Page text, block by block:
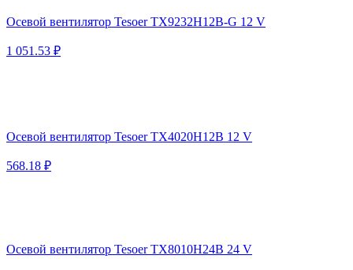
Осевой вентилятор Tesoer TX9232H12B-G 12 V
1 051.53 ₽
Осевой вентилятор Tesoer TX4020H12B 12 V
568.18 ₽
Осевой вентилятор Tesoer TX8010H24B 24 V